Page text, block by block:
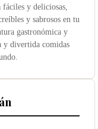
y deliciosas,
y sabrosos en tu
gastronómica y
y divertida comidas